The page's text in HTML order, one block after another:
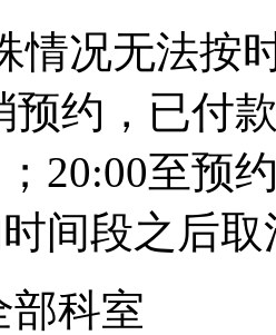
情况无法按
预约，已付
20:00至预
间段之后
部科室